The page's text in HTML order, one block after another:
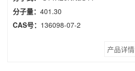
分子量： 401.30
CAS号： 136098-07-2
产品详情